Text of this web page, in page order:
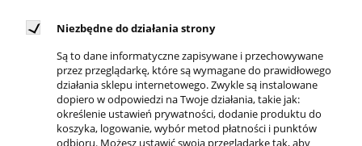
pourazowej. Powstały dla osób aktywnych, dla
których dobra forma fizyczna to podstawa
funkcjonowania, a troska o zdrowie stanowi
ważny element ideologii życiowej.
Niezbędne do działania strony
Są to dane informatyczne zapisywane i przechowywane
przez przeglądarkę, które są wymagane do prawidłowego
działania sklepu internetowego. Zwykle są instalowane
dopiero w odpowiedzi na Twoje działania, takie jak:
określenie ustawień prywatności, dodanie produktu do
koszyka, logowanie, wybór metod płatności i punktów
odbioru. Możesz ustawić swoją przeglądarkę tak, aby